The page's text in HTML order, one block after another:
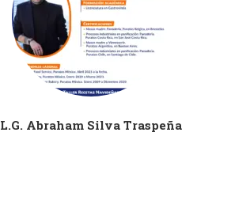
L.G. Abraham Silva Traspeña